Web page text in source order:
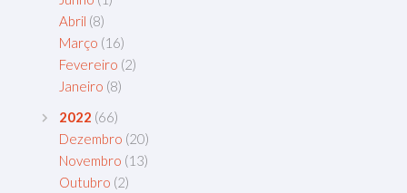
Abril (8)
Março (16)
Fevereiro (2)
Janeiro (8)
2022 (66)
Dezembro (20)
Novembro (13)
Outubro (2)